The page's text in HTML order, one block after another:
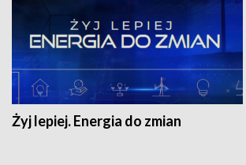
Żyj lepiej. Energia do zmian